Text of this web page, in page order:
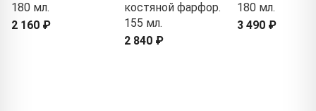
180 мл.
2 160 ₽
костяной фарфор.
155 мл.
2 840 ₽
180 мл.
3 490 ₽